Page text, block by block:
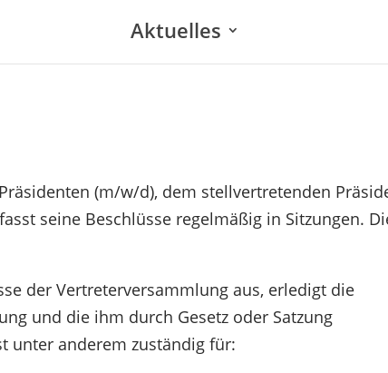
Aktuelles
(m/w/d), dem stellvertretenden
seine Beschlüsse regelmäßig in Sitzungen.
der Vertreterversammlung aus, erledigt die
und die ihm durch Gesetz oder Satzung
unter anderem zuständig für: